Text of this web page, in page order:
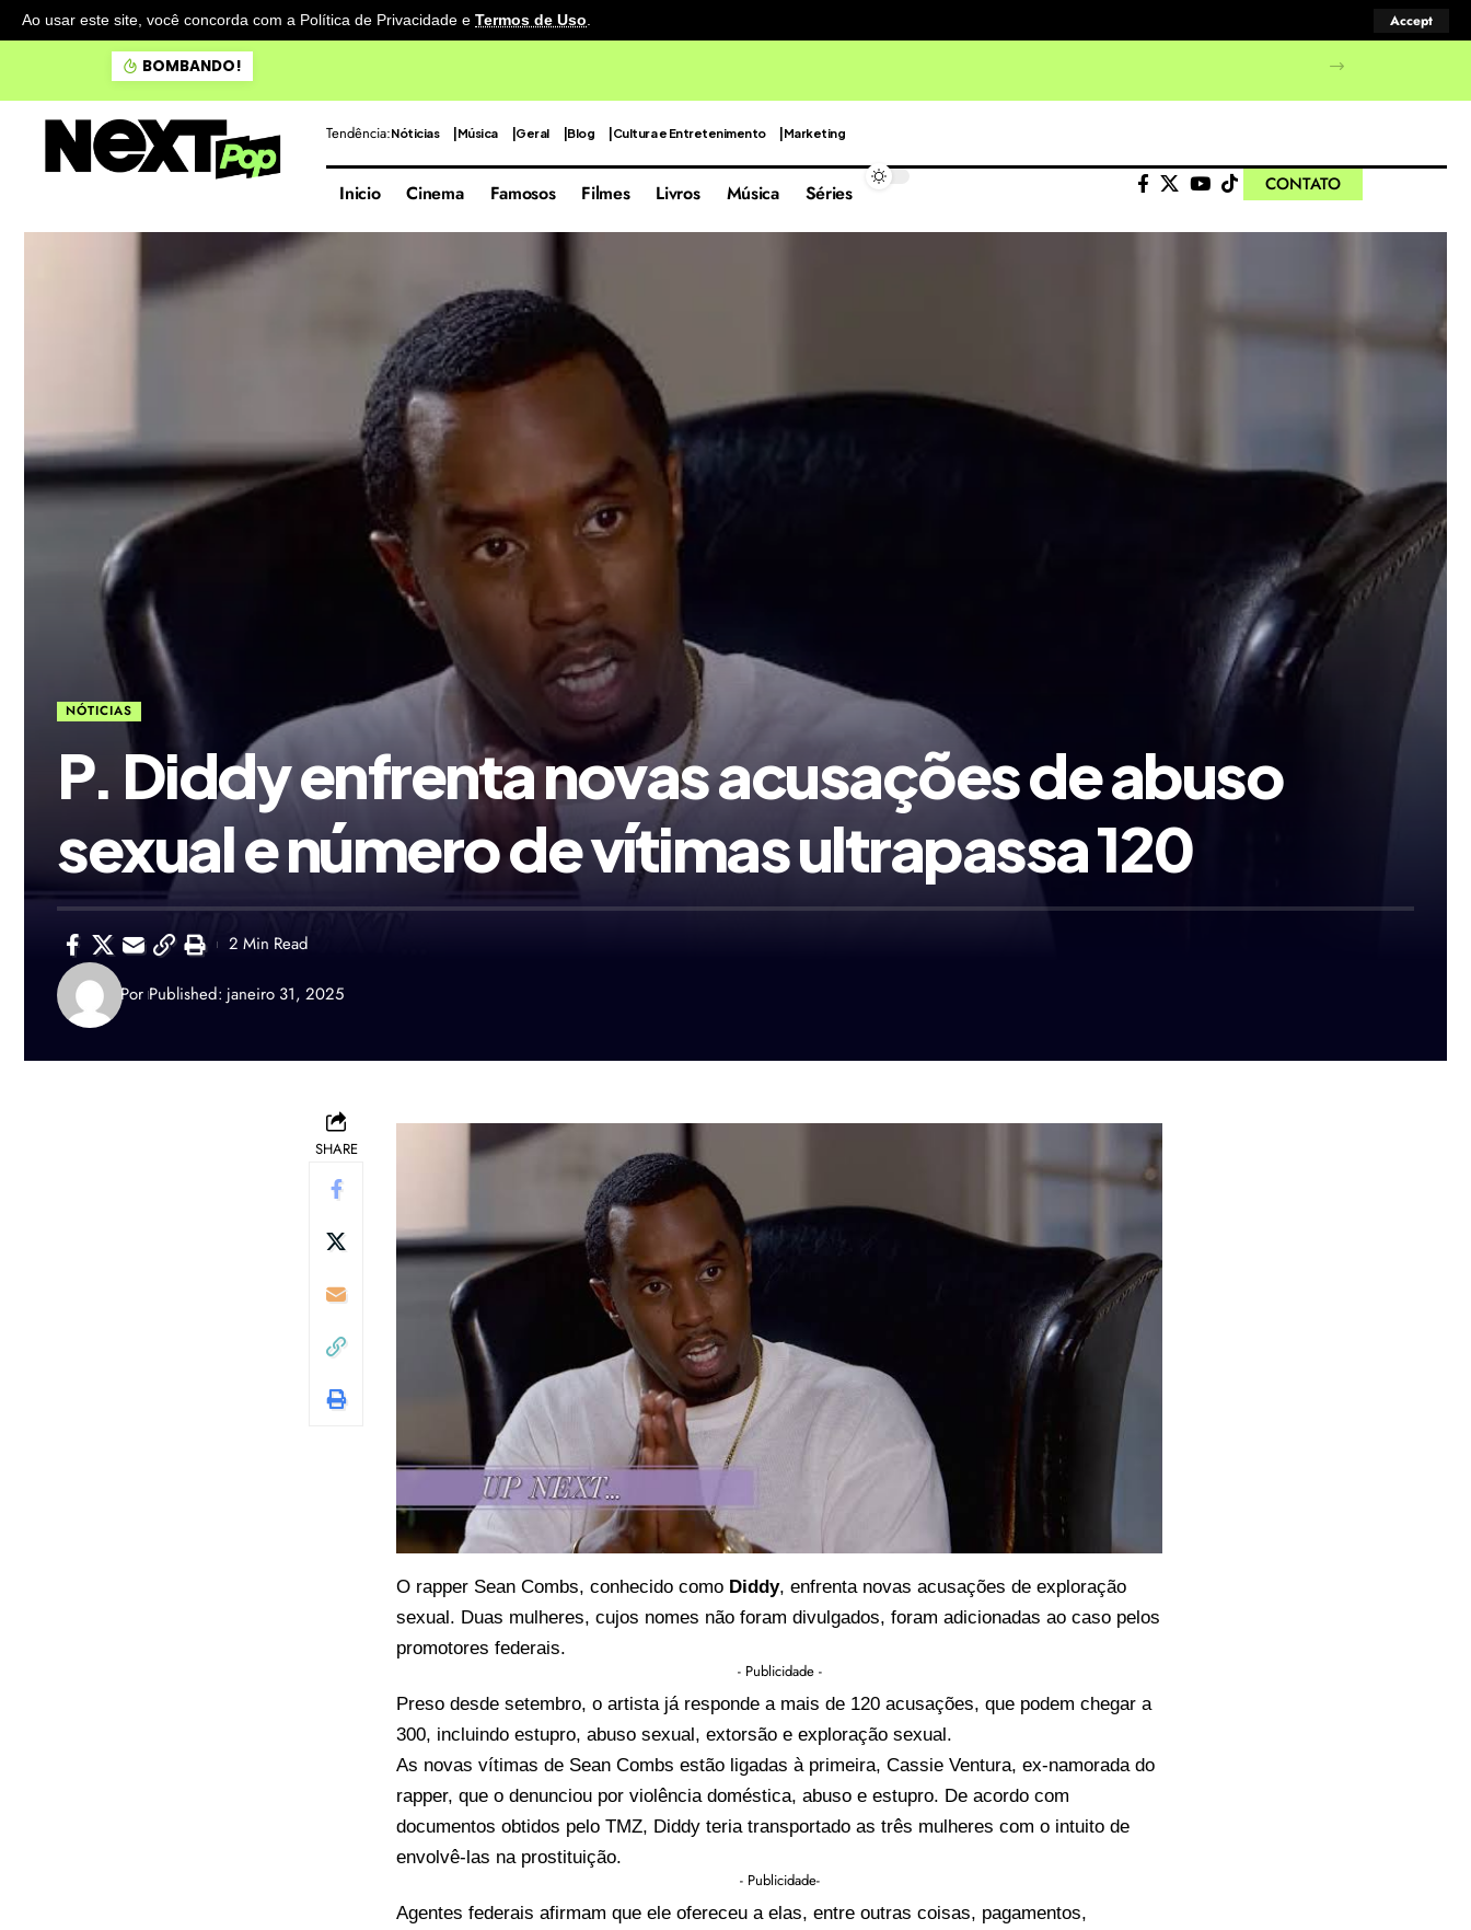
Ao usar este site, você concorda com a Política de Privacidade e Termos de Uso. Accept
BOMBANDO!
Tendência:Nóticias Música Geral Blog Cultura e Entretenimento Marketing
Inicio Cinema Famosos Filmes Livros Música Séries CONTATO
NÓTICIAS
P. Diddy enfrenta novas acusações de abuso
sexual e número de vítimas ultrapassa 120
Por Published: janeiro 31, 2025
2 Min Read
SHARE
O rapper Sean Combs, conhecido como Diddy, enfrenta novas acusações de exploração
sexual. Duas mulheres, cujos nomes não foram divulgados, foram adicionadas ao caso pelos
promotores federais.
- Publicidade -
Preso desde setembro, o artista já responde a mais de 120 acusações, que podem chegar a
300, incluindo estupro, abuso sexual, extorsão e exploração sexual.
As novas vítimas de Sean Combs estão ligadas à primeira, Cassie Ventura, ex-namorada do
rapper, que o denunciou por violência doméstica, abuso e estupro. De acordo com
documentos obtidos pelo TMZ, Diddy teria transportado as três mulheres com o intuito de
envolvê-las na prostituição.
- Publicidade-
Agentes federais afirmam que ele ofereceu a elas, entre outras coisas, pagamentos,